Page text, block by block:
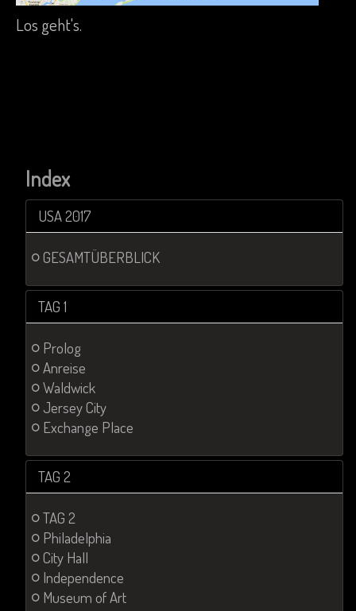
Los geht's.
Index
USA 2017
GESAMTÜBERBLICK
TAG 1
Prolog
Anreise
Waldwick
Jersey City
Exchange Place
TAG 2
TAG 2
Philadelphia
City Hall
Independence
Museum of Art